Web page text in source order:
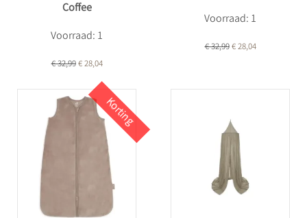
Coffee
Voorraad: 1
€ 32,99€ 28,04
Voorraad: 1
€ 32,99€ 28,04
Korting